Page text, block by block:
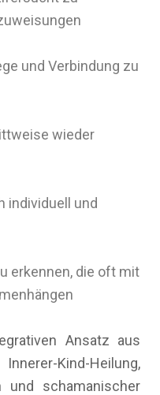
und Verbindung zu
wieder
individuell und
erkennen, die oft mit
Ansatz aus
Kind-Heilung,
und schamanischer